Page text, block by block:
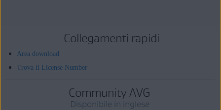
Collegamenti rapidi
Area download
Trova il License Number
Community AVG
Disponibile in inglese